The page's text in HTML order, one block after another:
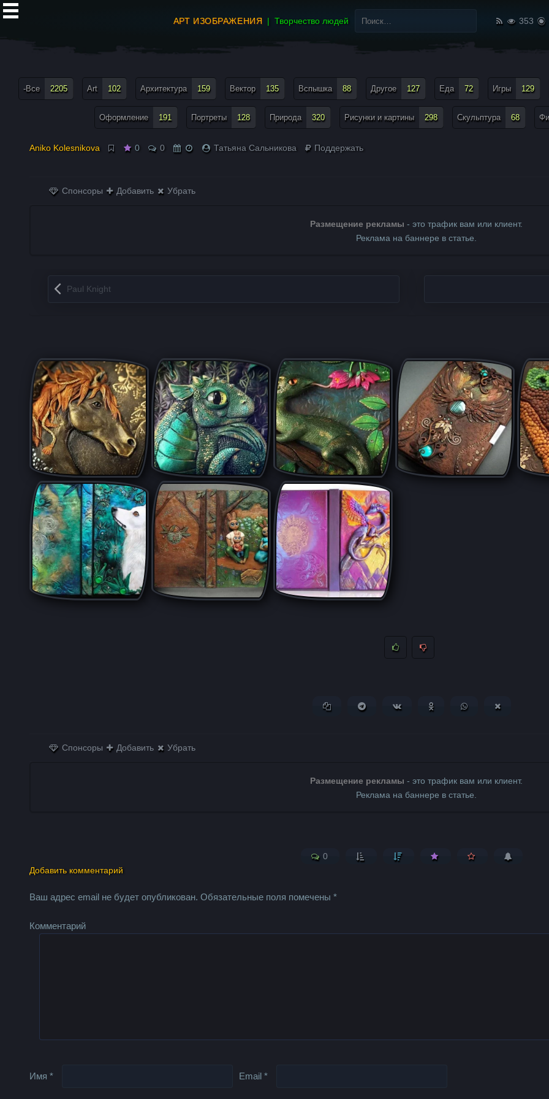
АРТ ИЗОБРАЖЕНИЯ Творчество людей
Найти:
353
-Все 2205 Art 102 Архитектура 159 Вектор 135 Вспышка 88 Другое 127 Еда 72 Игры 129
Оформление 191 Портреты 128 Природа 320 Рисунки и картины 298 Скульптура 68
Aniko Kolesnikova 0 0 Татьяна Сальникова Поддержать
Спонсоры Добавить Убрать
Размещение рекламы - это трафик вам или клиент.
Реклама на баннере в статье.
Запись навигация
Paul Knight
Копировать ссылкуПоделиться в Telegram
Поделиться ВКонтакте
Поделиться вПоделиться в
Спонсоры Добавить Убрать
Размещение рекламы - это трафик вам или клиент.
Реклама на баннере в статье.
0
Добавить комментарий
Ваш адрес email не будет опубликован. Обязательные поля помечены*
Комментарий
Имя* Email*